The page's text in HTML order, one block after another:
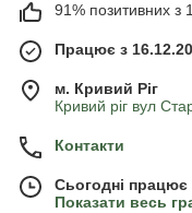
91% позитивних з
Працює з
м. Кривий Ріг
Кривий ріг вул
Контакти
Сьогодні працює
Показати весь